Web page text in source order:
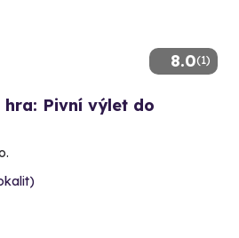
8.0(1)
Pivní výlet do